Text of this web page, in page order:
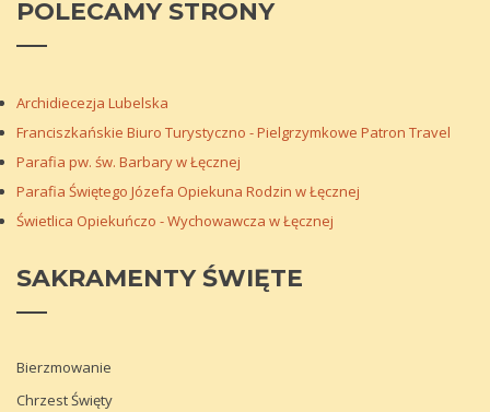
POLECAMYSTRONY
Archidiecezja Lubelska
Franciszkańskie Biuro Turystyczno - Pielgrzymkowe Patron Travel
Parafia pw. św. Barbary w Łęcznej
Parafia Świętego Józefa Opiekuna Rodzin w Łęcznej
Świetlica Opiekuńczo - Wychowawcza w Łęcznej
SAKRAMENTYŚWIĘTE
Bierzmowanie
Chrzest Święty